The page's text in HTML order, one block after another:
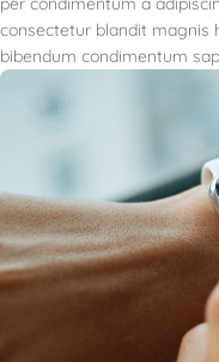
consectetur blandit magnis
bibendum condimentum